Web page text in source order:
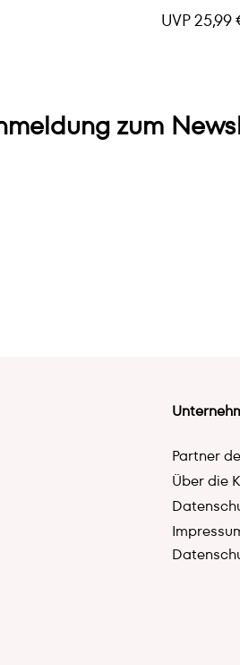
UVP 25,99
zum
Partner
Über die